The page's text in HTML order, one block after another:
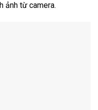
ảnh từ camera.